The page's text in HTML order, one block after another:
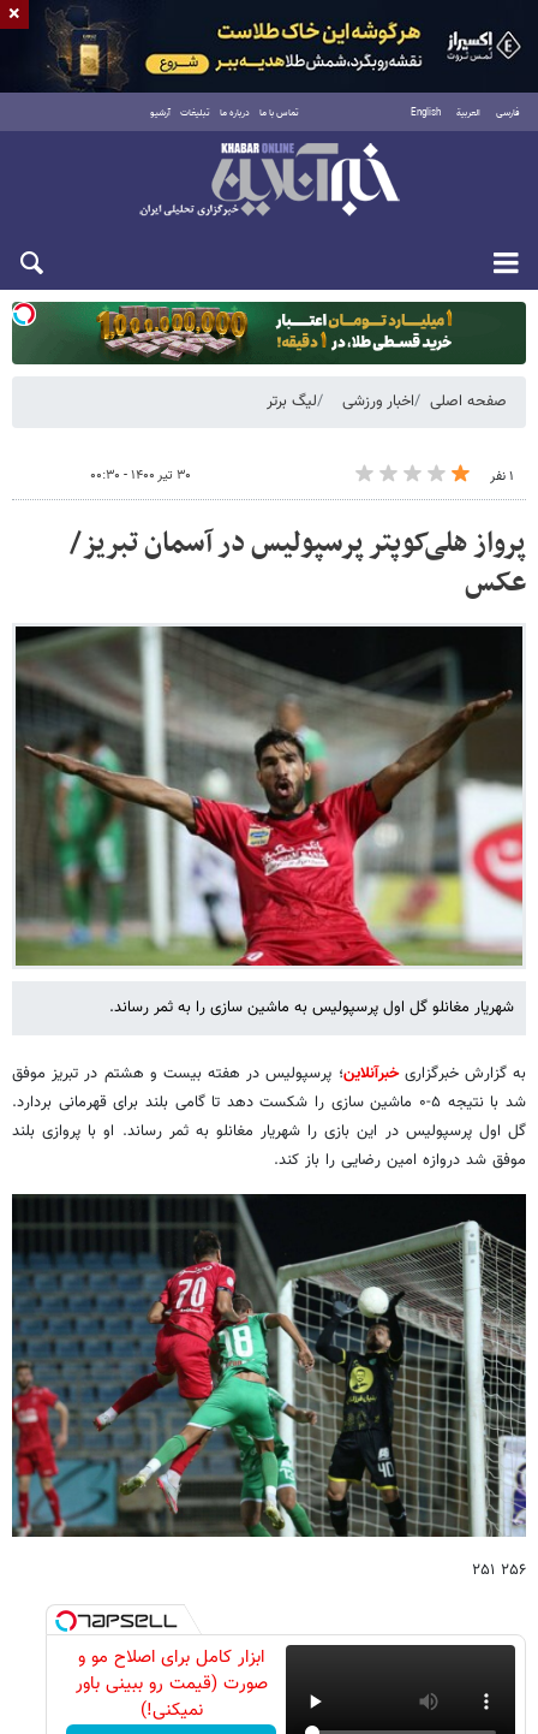
فارسی العربية English تماس با ما درباره ما تبلیغات آرشیو
دوشنبه ۱۹ مرداد ۱۴۰۵
صفحه اصلی اخبار ورزشی لیگ برتر
۱ نفر ۳۰ تیر ۱۴۰۰ - ۰۰:۳۰
پرواز هلی‌کوپتر پرسپولیس در آسمان تبریز/
عکس
شهریار مغانلو گل اول پرسپولیس به ماشین سازی را به ثمر رساند.
به گزارش خبرگزاریخبرآنلاین؛ پرسپولیس در هفته بیست و هشتم در تبریز موفق
شد با نتیجه ۵-۰ ماشین سازی را شکست دهد تا گامی بلند برای قهرمانی بردارد.
گل اول پرسپولیس در این بازی را شهریار مغانلو به ثمر رساند. او با پروازی بلند
موفق شد دروازه امین رضایی را باز کند.
۲۵۶ ۲۵۱
ابزار کامل برای اصلاح مو و
صورت (قیمت رو ببینی باور
نمیکنی!)
×